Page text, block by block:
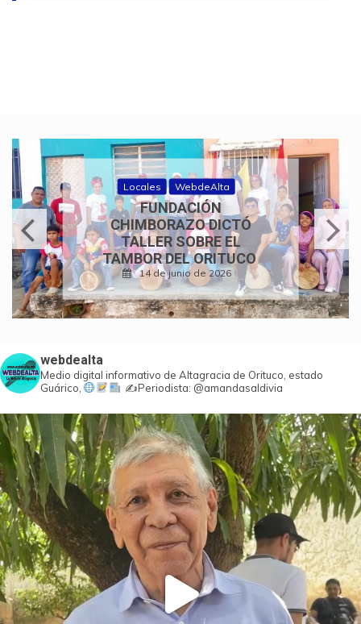
Historias de fe WebdeAlta
350 AÑOS DE FE Y
TRADICIÓN: CONCIERTO
DE COROS
PARROQUIALES
24 de mayo de 2026
webdealta
Medio digital informativo de Altagracia de Orituco, estado
Guárico,
✍️Periodista: @amandasaldivia